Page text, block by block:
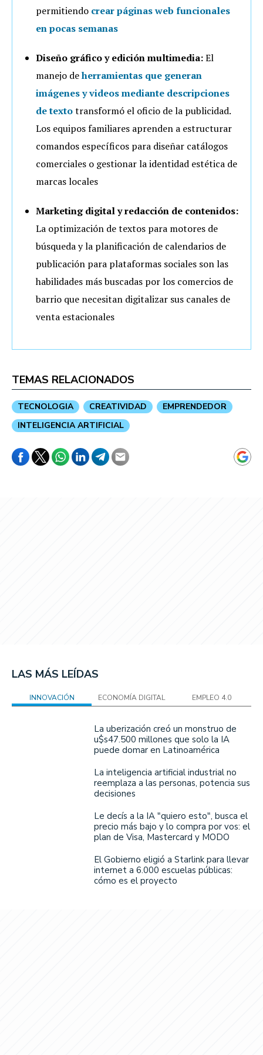
permitiendo crear páginas web funcionales
en pocas semanas
Diseño gráfico y edición multimedia:El
manejo deherramientas que generan
imágenes y videos mediante descripciones
de textotransformó el oficio de la publicidad.
Los equipos familiares aprenden a estructurar
comandos específicos para diseñar catálogos
comerciales o gestionar la identidad estética de
marcas locales
Marketing digital y redacción de contenidos:
La optimización de textos para motores de
búsqueda y la planificación de calendarios de
publicación para plataformas sociales son las
habilidades más buscadas por los comercios de
barrio que necesitan digitalizar sus canales de
venta estacionales
TEMAS RELACIONADOS
TECNOLOGIA CREATIVIDAD
EMPRENDEDOR
INTELIGENCIA ARTIFICIAL
LAS MÁS LEÍDAS
INNOVACIÓN ECONOMÍA DIGITAL EMPLEO 4.0
La uberización creó un monstruo de
u$s47.500 millones que solo la IA
puede domar en Latinoamérica
La inteligencia artificial industrial no
reemplaza a las personas, potencia sus
decisiones
Le decís a la IA "quiero esto", busca el
precio más bajo y lo compra por vos: el
plan de Visa, Mastercard y MODO
El Gobierno eligió a Starlink para llevar
internet a 6.000 escuelas públicas:
cómo es el proyecto